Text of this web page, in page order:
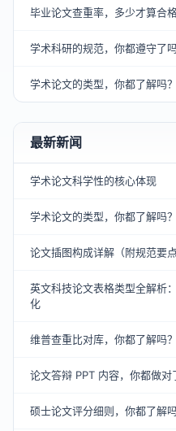
毕业论文查重率，多少才算合格
学术科研的规范，你都遵守了吗
学术论文的类型，你都了解吗？
最新新闻
学术论文科学性的核心体现
学术论文的类型，你都了解吗？
论文插图构成详解（附规范要点
英文科技论文表格类型全解析
化
维普查重比对库，你都了解吗？
论文答辩 PPT 内容，你都做对
硕士论文评分细则，你都了解吗